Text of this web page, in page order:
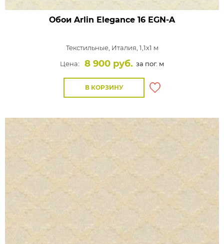
Обои Arlin Elegance 16 EGN-A
Текстильные, Италия, 1,1x1 м
Цена:
8 900 руб. за пог. м
В КОРЗИНУ